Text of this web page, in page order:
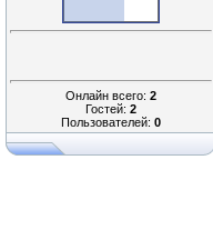
Онлайн всего: 2
Гостей: 2
Пользователей: 0